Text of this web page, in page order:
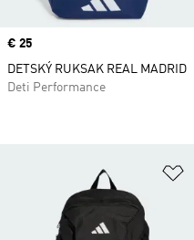
Price
€ 25
DETSKÝ RUKSAK REAL MADRID
Deti Performance